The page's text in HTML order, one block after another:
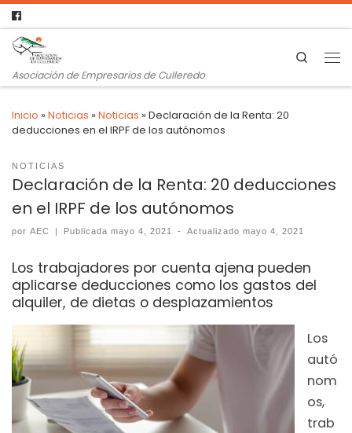
Asociación de Empresarios de Culleredo
Search
Inicio »Noticias »Noticias »Declaración de la Renta: 20
deducciones en el IRPF de los autónomos
NOTICIAS
Declaración de la Renta: 20 deducciones
en el IRPF de los autónomos
por AEC | Publicadamayo 4, 2021 - Actualizadomayo 4, 2021
Los trabajadores por cuenta ajena pueden
aplicarse deducciones como los gastos del
alquiler, de dietas o desplazamientos
Los
autó
nom
os,
trab